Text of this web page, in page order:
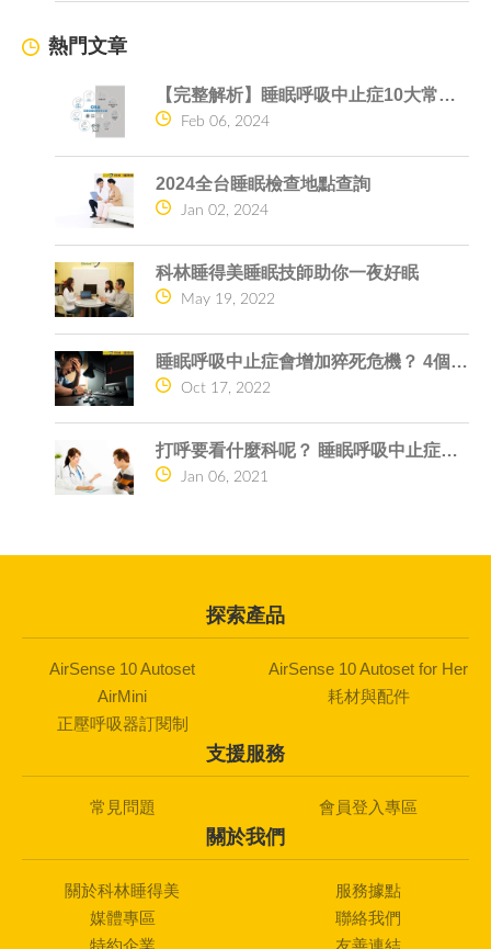
熱門文章
【完整解析】睡眠呼吸中止症10大常見問題一次搞懂
Feb 06, 2024
2024全台睡眠檢查地點查詢
Jan 02, 2024
科林睡得美睡眠技師助你一夜好眠
May 19, 2022
睡眠呼吸中止症會增加猝死危機？ 4個原因告訴你
Oct 17, 2022
打呼要看什麼科呢？ 睡眠呼吸中止症的危險
Jan 06, 2021
探索產品
AirSense 10 Autoset
AirSense 10 Autoset for Her
AirMini
耗材與配件
正壓呼吸器訂閱制
支援服務
常見問題 會員登入專區
關於我們
關於科林睡得美
服務據點
媒體專區
聯絡我們
特約企業
友善連結